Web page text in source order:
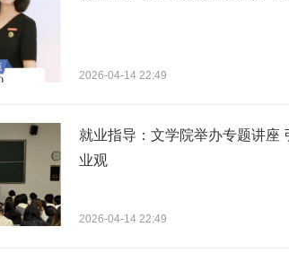
2026-04-14 22:49
就业指导：文学院举办专题讲座
业观
2026-04-14 22:49